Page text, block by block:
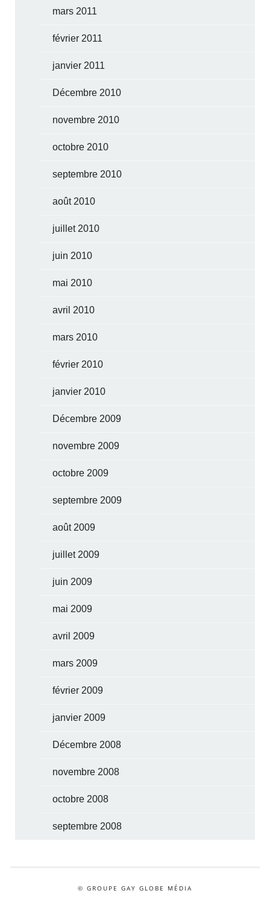
mars 2011
février 2011
janvier 2011
Décembre 2010
novembre 2010
octobre 2010
septembre 2010
août 2010
juillet 2010
juin 2010
mai 2010
avril 2010
mars 2010
février 2010
janvier 2010
Décembre 2009
novembre 2009
octobre 2009
septembre 2009
août 2009
juillet 2009
juin 2009
mai 2009
avril 2009
mars 2009
février 2009
janvier 2009
Décembre 2008
novembre 2008
octobre 2008
septembre 2008
© GROUPE GAY GLOBE MÉDIA